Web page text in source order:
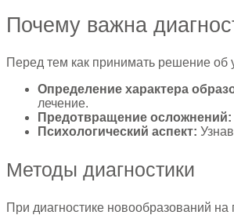
Почему важна
Перед тем как принимать решение об
Определение характера
лечение.
Предотвращение осложнений:
Психологический аспект:
Методы диагностики
При диагностике новообразований